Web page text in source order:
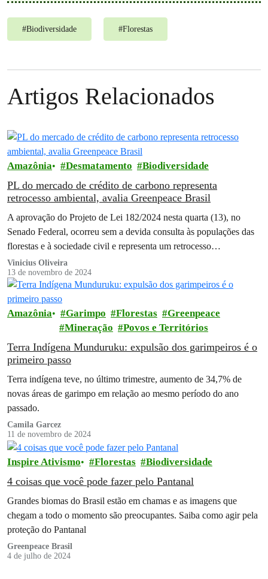
#Biodiversidade #Florestas
Artigos Relacionados
Amazônia Desmatamento Biodiversidade
PL do mercado de crédito de carbono representa
retrocesso ambiental, avalia Greenpeace Brasil
A aprovação do Projeto de Lei 182/2024 nesta quarta (13), no
Senado Federal, ocorreu sem a devida consulta às populações das
florestas e à sociedade civil e representa um retrocesso…
Vinicius Oliveira
13 de novembro de 2024
Amazônia Garimpo Florestas
Greenpeace
Mineração
Povos e Territórios
Terra Indígena Munduruku: expulsão dos garimpeiros é o
primeiro passo
Terra indígena teve, no último trimestre, aumento de 34,7% de
novas áreas de garimpo em relação ao mesmo período do ano
passado.
Camila Garcez
11 de novembro de 2024
Inspire Ativismo Florestas Biodiversidade
4 coisas que você pode fazer pelo Pantanal
Grandes biomas do Brasil estão em chamas e as imagens que
chegam a todo o momento são preocupantes. Saiba como agir pela
proteção do Pantanal
Greenpeace Brasil
4 de julho de 2024